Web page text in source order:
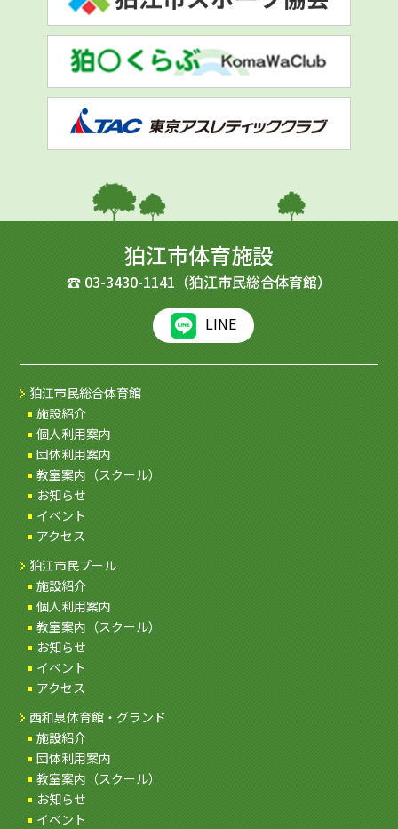
狛江市体育施設
☎ 03-3430-1141 （狛江市民総合体育館）
LINE
狛江市民総合体育館
施設紹介
個人利用案内
団体利用案内
教室案内（スクール）
お知らせ
イベント
アクセス
狛江市民プール
施設紹介
個人利用案内
教室案内（スクール）
お知らせ
イベント
アクセス
西和泉体育館・グランド
施設紹介
団体利用案内
教室案内（スクール）
お知らせ
イベント